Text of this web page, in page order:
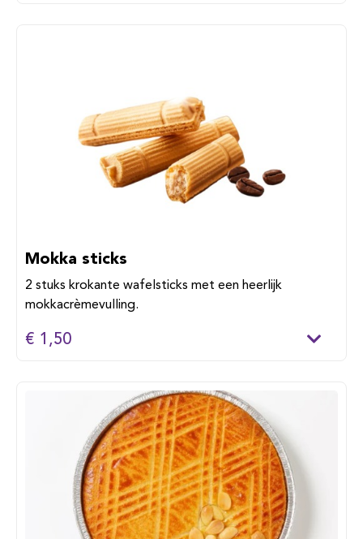
Mokka sticks
2 stuks krokante wafelsticks met een heerlijk
mokkacrèmevulling.
€ 1,50